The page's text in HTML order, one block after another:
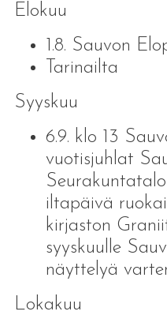
Elokuu
1.8. Sauvon
Tarinailta
Syyskuu
6.9. klo 13
vuotisjuhlat
iltapäivä
kirjaston
syyskuulle
näyttelyä
Lokakuu